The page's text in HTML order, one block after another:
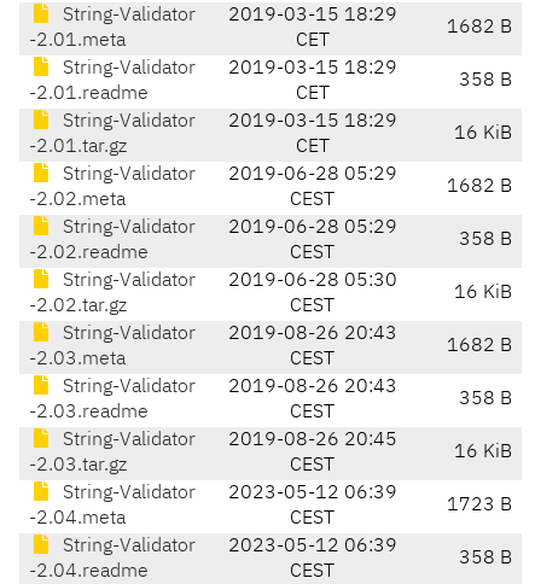
String-Validator
-2.01.meta
2019-03-15 18:29
CET
1682 B
String-Validator
-2.01.readme
2019-03-15 18:29
CET
358 B
String-Validator
-2.01.tar.gz
2019-03-15 18:29
CET
16 KiB
String-Validator
-2.02.meta
2019-06-28 05:29
CEST
1682 B
String-Validator
-2.02.readme
2019-06-28 05:29
CEST
358 B
String-Validator
-2.02.tar.gz
2019-06-28 05:30
CEST
16 KiB
String-Validator
-2.03.meta
2019-08-26 20:43
CEST
1682 B
String-Validator
-2.03.readme
2019-08-26 20:43
CEST
358 B
String-Validator
-2.03.tar.gz
2019-08-26 20:45
CEST
16 KiB
String-Validator
-2.04.meta
2023-05-12 06:39
CEST
1723 B
String-Validator
-2.04.readme
2023-05-12 06:39
CEST
358 B